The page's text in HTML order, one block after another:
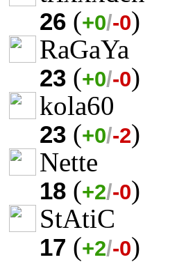
26 (+0/-0)
RaGaYa
23 (+0/-0)
kola60
23 (+0/-2)
Nette
18 (+2/-0)
StAtiC
17 (+2/-0)